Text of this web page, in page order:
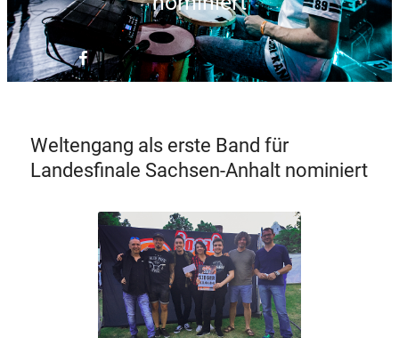
Weltengang als erste Band für
Landesfinale Sachsen-Anhalt nominiert